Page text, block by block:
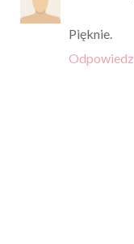
Pięknie.
Odpowiedz